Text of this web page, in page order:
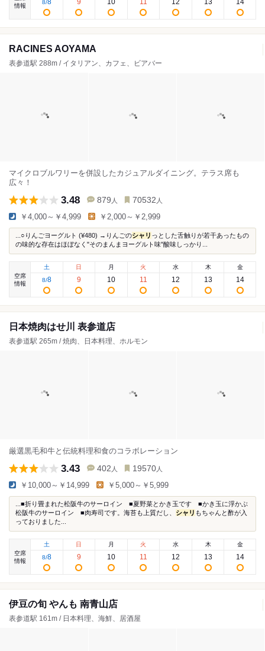
情報
8/8 9 10 11 12 13 14
RACINES AOYAMA
表参道駅 288m / イタリアン、カフェ、ビアバー
マイクロブルワリーを併設したカジュアルダイニング。テラス席も
広々！
3.48 879 人 70532 人
￥4,000～￥4,999 ￥2,000～￥2,999
...○りんごヨーグルト (¥480) →りんごのシャリ っとした舌触りが若干あったもの
の味的な存在はほぼなく"そのまんまヨーグルト味"酸味しっかり...
空席
情報
土
8/8
日
9
月
10
火
11
水
12
木
13
金
14
日本焼肉はせ川 表参道店
表参道駅 265m / 焼肉、日本料理、ホルモン
厳選黒毛和牛と伝統料理和食のコラボレーション
3.43 402 人 19570 人
￥10,000～￥14,999 ￥5,000～￥5,999
...■折り畳まれた松阪牛のサーロイン ■夏野菜とかき玉です ■かき玉に浮かぶ
松阪牛のサーロイン ■肉寿司です。海苔も上質だし、 シャリ もちゃんと酢が入
っておりました...
空席
情報
土
8/8
日
9
月
10
火
11
水
12
木
13
金
14
伊豆の旬 やんも 南青山店
表参道駅 161m / 日本料理、海鮮、居酒屋